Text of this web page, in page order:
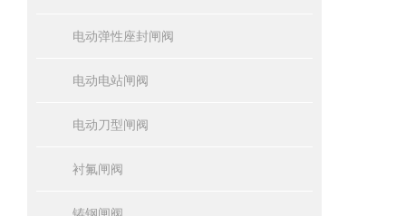
电动弹性座封闸阀
电动电站闸阀
电动刀型闸阀
衬氟闸阀